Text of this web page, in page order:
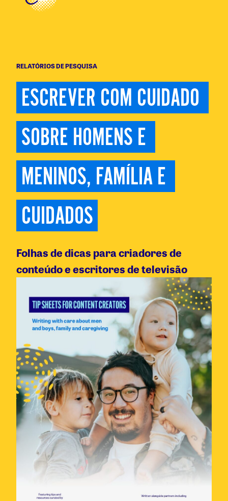
RELATÓRIOS DE PESQUISA
ESCREVER COM CUIDADO
SOBRE HOMENS E
MENINOS, FAMÍLIA E
CUIDADOS
Folhas de dicas para criadores de
conteúdo e escritores de televisão